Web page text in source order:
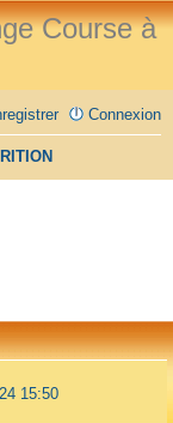
Course à
Connexion
15:50